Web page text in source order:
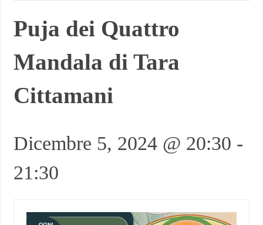
Puja dei Quattro
Mandala di Tara
Cittamani
Dicembre 5, 2024 @ 20:30 -
21:30